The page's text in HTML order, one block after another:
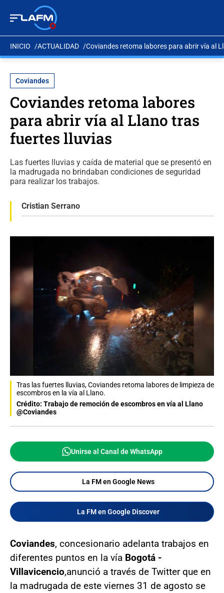
INICIO ACTUALIDAD Coviandes retoma labores para abrir vía al
Coviandes
Coviandes retoma labores
para abrir vía al Llano tras
fuertes lluvias
Las fuertes lluvias y caída de material que se presentó en
la madrugada no brindaban condiciones de seguridad
para realizar los trabajos.
Cristian Serrano
Tras las fuertes lluvias, Coviandes retoma labores de limpieza de
escombros en la vía al Llano.
Crédito: Trabajo de remoción de escombros en vía al Llano
@Coviandes
Unirse al Canal de WhatsApp
La FM en Google News
La FM en Google Discover
Coviandes, concesionario adelanta trabajos en
diferentes puntos en la vía Bogotá -
Villavicencio,anunció a través de Twitter que en
la madrugada de este viernes 31 de agosto se